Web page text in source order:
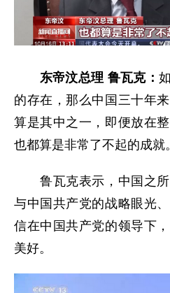
东帝汶总理 鲁瓦克：
的存在，那么中国三十年
算是其中之一，即便放在
也都算是非常了不起的成就。
鲁瓦克表示，中国之所
与中国共产党的战略眼光
信在中国共产党的领导下
美好。